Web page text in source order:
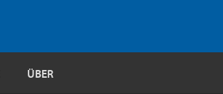
ÜBER